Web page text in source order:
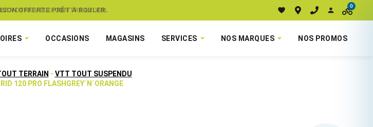
VOTRE VÉLO CONTRE LE VOL 0
OCCASIONS MAGASINS SERVICES NOS MARQUES NOS PROMOS
TERRAIN - VTT TOUT SUSPENDU
120 PRO FLASHGREY´N´ORANGE